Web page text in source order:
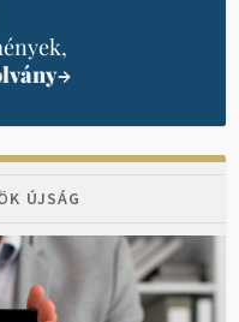
→
ÚJSÁG